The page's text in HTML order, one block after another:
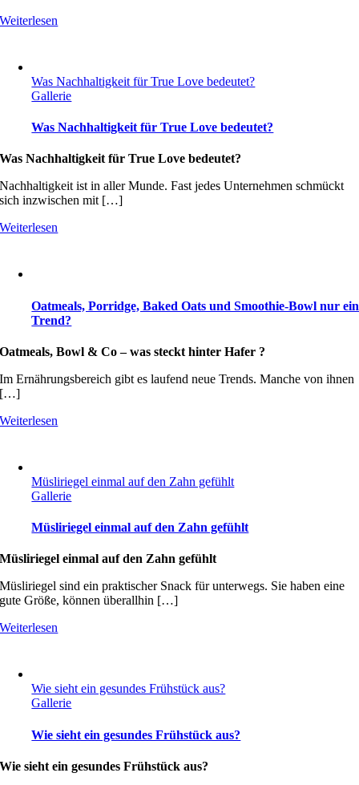
Weiterlesen
Was Nachhaltigkeit für True Love bedeutet?
Gallerie
Was Nachhaltigkeit für True Love bedeutet?
Was Nachhaltigkeit für True Love bedeutet?
Nachhaltigkeit ist in aller Munde. Fast jedes Unternehmen schmückt
sich inzwischen mit […]
Weiterlesen
Oatmeals, Porridge, Baked Oats und Smoothie-Bowl nur ein
Trend?
Oatmeals, Bowl & Co – was steckt hinter Hafer ?
Im Ernährungsbereich gibt es laufend neue Trends. Manche von ihnen
[…]
Weiterlesen
Müsliriegel einmal auf den Zahn gefühlt
Gallerie
Müsliriegel einmal auf den Zahn gefühlt
Müsliriegel einmal auf den Zahn gefühlt
Müsliriegel sind ein praktischer Snack für unterwegs. Sie haben eine
gute Größe, können überallhin […]
Weiterlesen
Wie sieht ein gesundes Frühstück aus?
Gallerie
Wie sieht ein gesundes Frühstück aus?
Wie sieht ein gesundes Frühstück aus?